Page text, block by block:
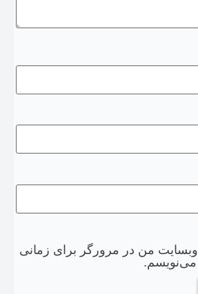
وبسایت من در مرورگر برای زمانی
می‌نویسم.